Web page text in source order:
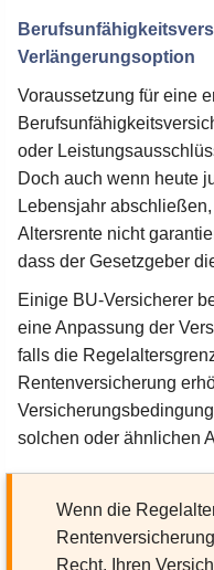
Verlängerungsoption
Voraussetzung für eine
oder
Doch auch wenn heute
Lebensjahr
Altersrente nicht
dass der Gesetzgeber
Einige BU-Versicherer
eine Anpassung der
falls die
Rentenversicherung
solchen oder ähnlichen
Wenn die
Recht, Ihren